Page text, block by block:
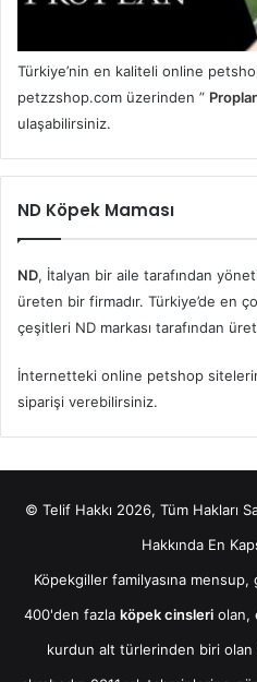
Türkiye’nin en kaliteli online
petzzshop.com üzerinden ”
ulaşabilirsiniz.
ND Köpek Maması
ND, İtalyan bir aile tarafından
üreten bir firmadır. Türkiye’de en
çeşitleri ND markası tarafından
İnternetteki online petshop
siparişi verebilirsiniz.
© Telif Hakkı 2026, Tüm Hakları
Hakkında En
Köpekgiller familyasına
400'den fazla köpek cinsleri olan,
kurdun alt türlerinden biri olan